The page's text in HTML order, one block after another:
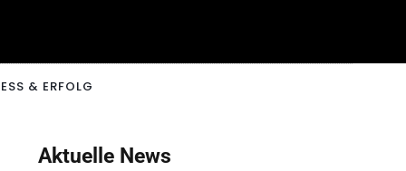
& ERFOLG
Aktuelle News